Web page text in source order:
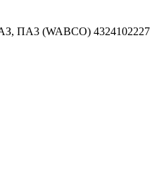
ПА3 (WABCO) 4324102227